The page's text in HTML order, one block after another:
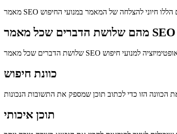
כוונת חיפוש
תוכן איכותי